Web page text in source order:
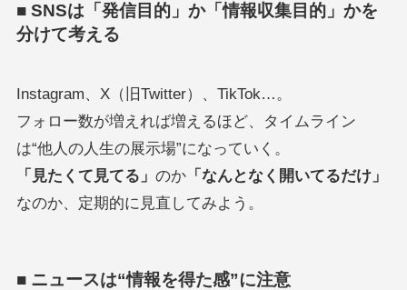
■ SNSは「発信目的」か「情報収集目的」かを
分けて考える
Instagram、X（旧Twitter）、TikTok…。
フォロー数が増えれば増えるほど、タイムライン
は“他人の人生の展示場”になっていく。
「見たくて見てる」 のか「なんとなく開いてるだけ」
なのか、定期的に見直してみよう。
■ ニュースは“情報を得た感”に注意